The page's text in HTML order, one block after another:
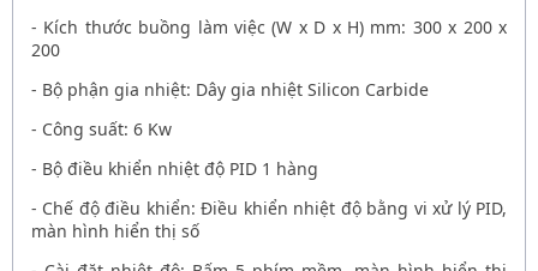
- Kích thước buồng làm việc (W x D x H) mm: 300 x 200 x
200
- Bộ phận gia nhiệt: Dây gia nhiệt Silicon Carbide
- Công suất: 6 Kw
- Bộ điều khiển nhiệt độ PID 1 hàng
- Chế độ điều khiển: Điều khiển nhiệt độ bằng vi xử lý PID,
màn hình hiển thị số